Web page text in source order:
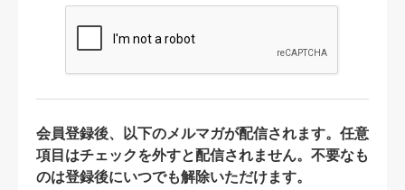
会員登録後、以下のメルマガが配信されます。任意
項目はチェックを外すと配信されません。不要なも
のは登録後にいつでも解除いただけます。